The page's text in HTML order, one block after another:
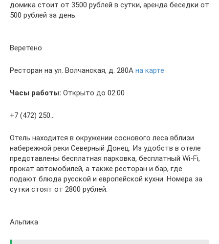
домика стоит от 3500 рублей в сутки, аренда беседки от
500 рублей за день.
Веретено
Ресторан на ул. Волчанская, д. 280А на карте
Часы работы: Открыто до 02:00
+7 (472) 250…
Отель находится в окружении соснового леса вблизи
набережной реки Северный Донец. Из удобств в отеле
представлены бесплатная парковка, бесплатный Wi-Fi,
прокат автомобилей, а также ресторан и бар, где
подают блюда русской и европейской кухни. Номера за
сутки стоят от 2800 рублей.
Альпика